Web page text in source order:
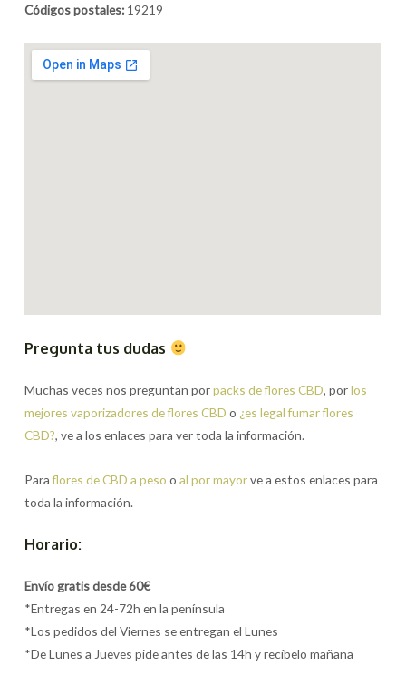
Códigos postales: 19219
Pregunta tus dudas
Muchas veces nos preguntan porpacks de flores CBD, porlos
mejores vaporizadores de flores CBD o ¿es legal fumar flores
CBD?, ve a los enlaces para ver toda la información.
Paraflores de CBD a peso oal por mayorve a estos enlaces para
toda la información.
Horario:
Envío gratis desde 60€
*Entregas en 24-72h en la península
*Los pedidos del Viernes se entregan el Lunes
*De Lunes a Jueves pide antes de las 14h y recíbelo mañana